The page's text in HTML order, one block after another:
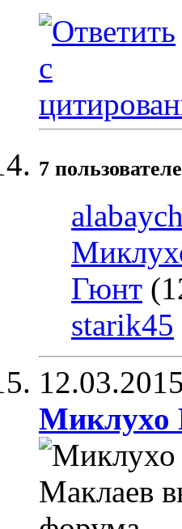
7
Гюнт
starik45
Миклухо